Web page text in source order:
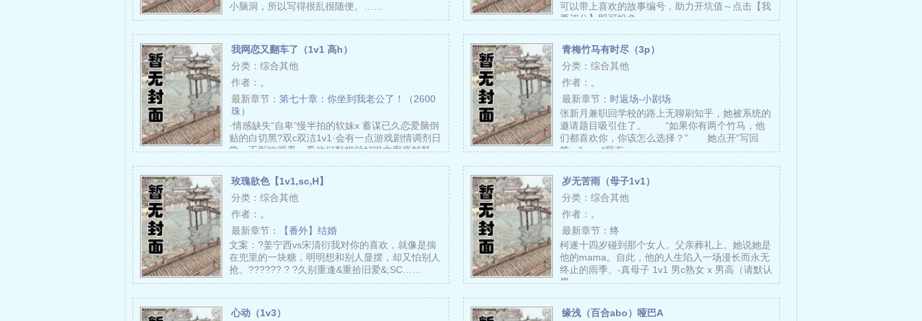
小脑洞，所以写得很乱很随便。……
可以带上喜欢的故事编号，助力开坑值～点击【我
要评分】即可投免……
我网恋又翻车了（1v1 高h）
分类：综合其他
作者： 。
最新章节： 第七十章：你坐到我老公了！（2600
珠）
·情感缺失“自卑”慢半拍的软妹x 蓄谋已久恋爱脑倒
贴的白切黑?双c双洁1v1·会有一点游戏剧情调剂日
常，不影响观看，看他们黏糊就好啦文案废解释一
青梅竹马有时尽（3p）
分类：综合其他
作者： 。
最新章节： 时返场-小剧场
张新月兼职回学校的路上无聊刷知乎，她被系统的
邀请题目吸引住了。 “如果你有两个竹马，他
们都喜欢你，你该怎么选择？” 她点开“写回
答。” “我有……
玫瑰欲色【1v1,sc,H】
分类：综合其他
作者： 。
最新章节：
【番外】结婚
文案：?姜宁西vs宋清衍我对你的喜欢，就像是揣
在兜里的一块糖，明明想和别人显摆，却又怕别人
抢。?????? ? ?久别重逢&重拾旧爱&;SC……
岁无苦雨（母子1v1）
分类：综合其他
作者： 。
最新章节： 终
柯遂十四岁碰到那个女人。父亲葬礼上。她说她是
他的mama。自此，他的人生陷入一场漫长而永无
终止的雨季。-真母子 1v1 男c熟女 x 男高（请默认
男……
心动（1v3） 缘浅（百合abo）哑巴A